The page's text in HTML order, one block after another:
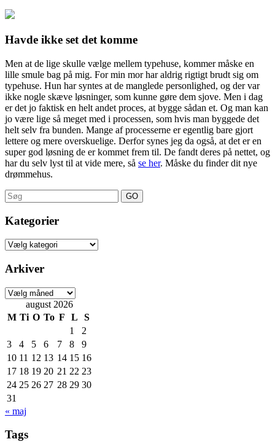
Havde ikke set det komme
Men at de lige skulle vælge mellem typehuse, kommer måske en
lille smule bag på mig. For min mor har aldrig rigtigt brudt sig om
typehuse. Hun har syntes at de manglede personlighed, og der var
ikke nogle skæve løsninger, som kunne gøre dem sjove. Men i dag
er det jo faktisk en helt andet proces, at bygge sådan et. Og man kan
jo være lige så meget med i processen, som hvis man byggede det
helt selv fra bunden. Mange af processerne er egentlig bare gjort
lettere og mere overskuelige. Derfor synes jeg da også, at det er en
super god løsning de er kommet frem til. De fandt deres på nettet, og
har du selv lyst til at vide mere, så se her. Måske du finder dit nye
drømmehus.
Search
for:
Kategorier
Kategorier
Arkiver
Arkiver
august 2026
M Ti O To F L
S
1
2
3
4 5 6 7 8
9
10 11 12 13 14 15 16
17 18 19 20 21 22 23
24 25 26 27 28 29 30
31
« maj
Tags